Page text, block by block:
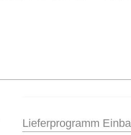
Lieferprogramm